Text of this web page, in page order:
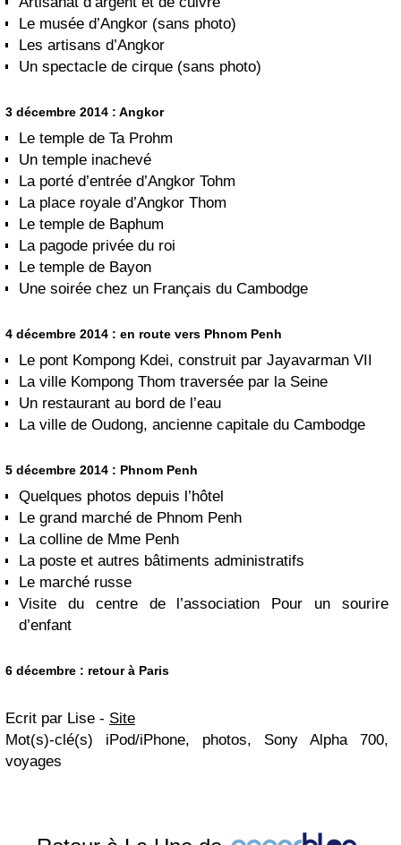
Le musée d’Angkor (sans photo)
Les artisans d’Angkor
Un spectacle de cirque (sans photo)
3 décembre 2014 : Angkor
Le temple de Ta Prohm
Un temple inachevé
La porté d’entrée d’Angkor Tohm
La place royale d’Angkor Thom
Le temple de Baphum
La pagode privée du roi
Le temple de Bayon
Une soirée chez un Français du Cambodge
4 décembre 2014 : en route vers Phnom Penh
Le pont Kompong Kdei, construit par Jayavarman VII
La ville Kompong Thom traversée par la Seine
Un restaurant au bord de l’eau
La ville de Oudong, ancienne capitale du Cambodge
5 décembre 2014 : Phnom Penh
Quelques photos depuis l’hôtel
Le grand marché de Phnom Penh
La colline de Mme Penh
La poste et autres bâtiments administratifs
Le marché russe
Visite du centre de l’association Pour un sourire
d’enfant
6 décembre : retour à Paris
Ecrit par Lise - Site
Mot(s)-clé(s) iPod/iPhone, photos, Sony Alpha 700,
voyages